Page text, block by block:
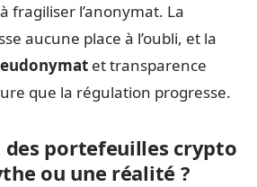
fragiliser l’anonymat. La
aucune place à l’oubli, et la
et transparence
que la régulation progresse.
des portefeuilles crypto
ou une réalité ?